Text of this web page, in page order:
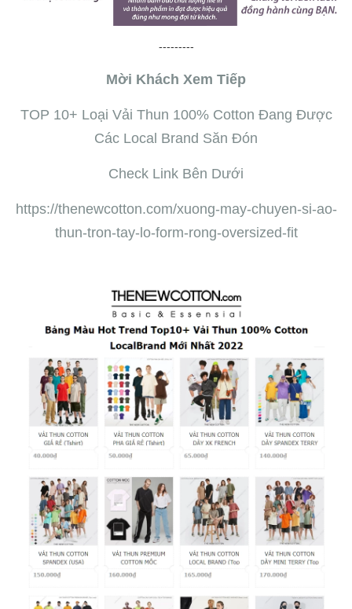
---------
Mời Khách Xem Tiếp
TOP 10+ Loại Vải Thun 100% Cotton Đang Được
Các Local Brand Săn Đón
Check Link Bên Dưới
https://thenewcotton.com/xuong-may-chuyen-si-ao-
thun-tron-tay-lo-form-rong-oversized-fit